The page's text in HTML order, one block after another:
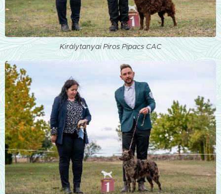
Királytanyai Piros Pipacs CAC